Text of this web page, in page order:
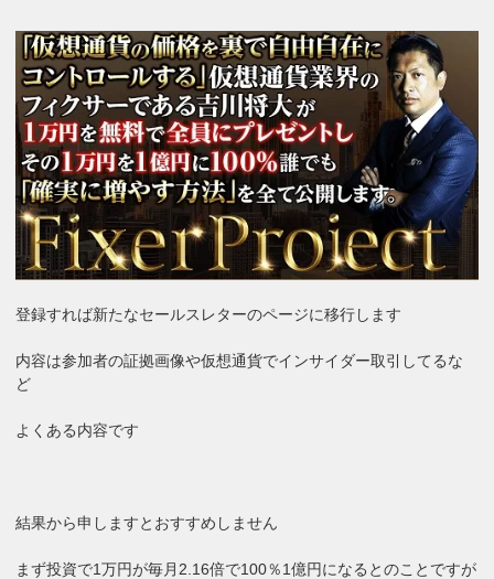
登録すれば新たなセールスレターのページに移行します
内容は参加者の証拠画像や仮想通貨でインサイダー取引してるな
ど
よくある内容です
結果から申しますとおすすめしません
まず投資で1万円が毎月2.16倍で100％1億円になるとのことですが